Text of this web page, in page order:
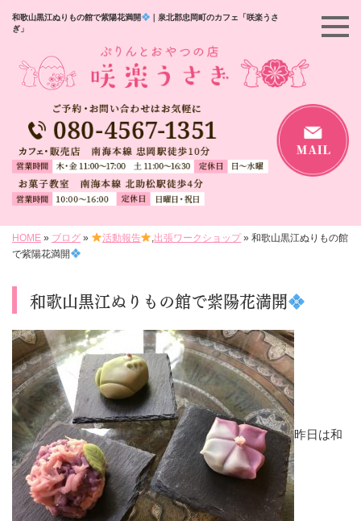
和歌山黒江ぬりもの館で紫陽花満開
｜泉北郡忠岡町のカフェ「咲楽うさ
ぎ」
HOME » ブログ » 活動報告 ,出張ワークショップ »和歌山黒江ぬりもの館
で紫陽花満開
和歌山黒江ぬりもの館で紫陽花満開
昨日は和